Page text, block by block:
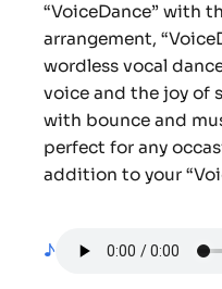
“VoiceDance” with
arrangement,
wordless vocal
voice and the joy of
with bounce and
perfect for any
addition to your
♪